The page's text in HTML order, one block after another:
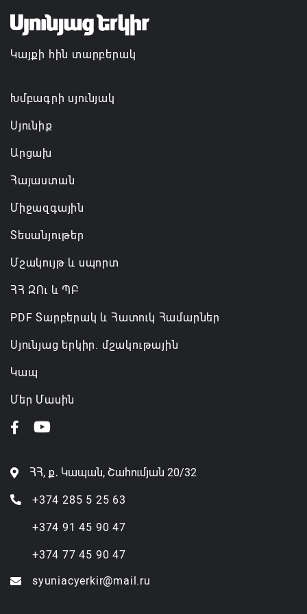
նախաձեռնությամբ ճանապարհաշինական
մեծածավալ աշխատանքներ՝ գյուղական
բնակավայրերում
Կայքի հին տարբերակ
Խմբագրի սյունյակ
Սյունիք
Արցախ
Հայաստան
Միջազգային
Տեսանյութեր
Մշակույթ և սպորտ
ՀՀ ԶՈւ և ՊԲ
PDF Տարբերակ և Հատուկ Համարներ
Սյունյաց երկիր. մշակութային
Կապ
Մեր Մասին
ՀՀ, ք․ Կապան, Շահումյան 20/32
+374 285 5 25 63
+374 91 45 90 47
+374 77 45 90 47
syuniacyerkir@mail.ru